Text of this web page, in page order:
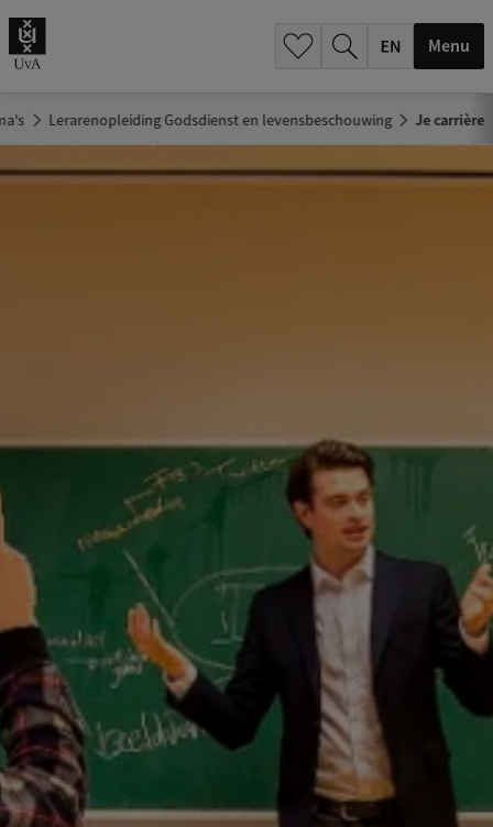
Menu
Lerarenopleiding Godsdienst en levensbeschouwing Je carrière